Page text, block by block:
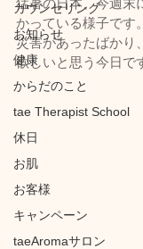
カウンセリング
お知らせ
健康
からだのこと
tae Therapist School
休日
お肌
お客様
キャンペーン
taeAromaサロン
かっている様子です
災害があったばかり
欲しいと思う今日で